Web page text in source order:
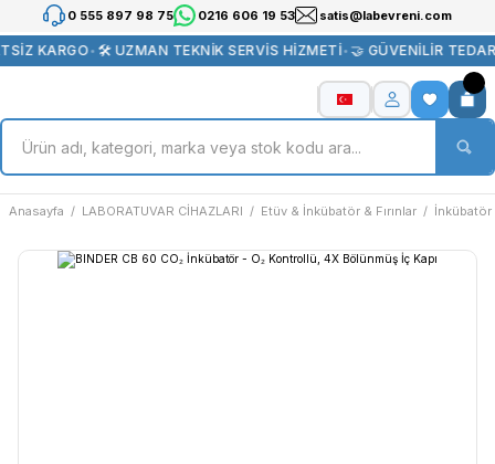
0 555 897 98 75 0216 606 19 53 satis@labevreni.com
KARGO•🛠️ UZMAN TEKNİK SERVİS HİZMETİ•🤝 GÜVENİLİR
Anasayfa LABORATUVAR CİHAZLARI Etüv & İnkübatör & Fırınlar İnkübatör